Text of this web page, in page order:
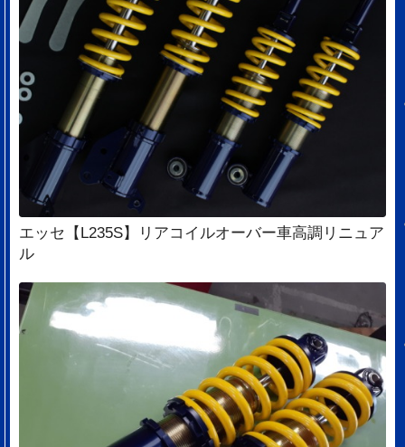
エッセ【L235S】リアコイルオーバー車高調リニュア
ル